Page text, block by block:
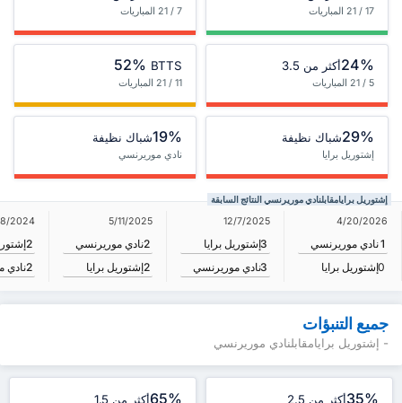
17 / 21 المباريات 7 / 21 المباريات
24%أكثر من 3.5
5 / 21 المباريات
52% BTTS
11 / 21 المباريات
29%شباك نظيفة
إشتوريل برايا
19%شباك نظيفة
نادي موريرنسي
إشتوريل برايامقابلنادي موريرنسي النتائج السابقة
4/20/2026
نادي موريرنسي1
إشتوريل برايا0
12/7/2025
إشتوريل برايا3
نادي موريرنسي3
5/11/2025
نادي موريرنسي2
إشتوريل برايا2
2024
2
نادي2
جميع التنبؤات
- إشتوريل برايامقابلنادي موريرنسي
35%أكثر من 2.5 65%أكثر من 1.5